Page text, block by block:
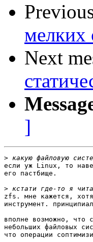
мелких
Next
]
>
если уж Linux, то
его пастбище.
>
zfs. мне кажется,
инструмент.
вполне возможно, что
небольших файловых
что операции